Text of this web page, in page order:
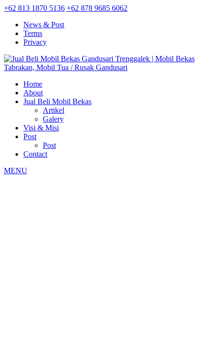
+62 813 1870 5136 +62 878 9685 6062
News & Post
Terms
Privacy
Home
About
Jual Beli Mobil Bekas
Artikel
Galery
Visi & Misi
Post
Post
Contact
MENU